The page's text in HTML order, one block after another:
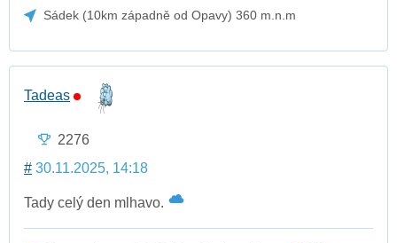
Sádek (10km západně od Opavy) 360 m.n.m
Tadeas
2276
# 30.11.2025, 14:18
Tady celý den mlhavo.